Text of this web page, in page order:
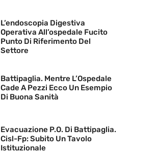
L’endoscopia Digestiva
Operativa All’ospedale Fucito
Punto Di Riferimento Del
Settore
Battipaglia. Mentre L’Ospedale
Cade A Pezzi Ecco Un Esempio
Di Buona Sanità
Evacuazione P.O. Di Battipaglia.
Cisl-Fp: Subito Un Tavolo
Istituzionale